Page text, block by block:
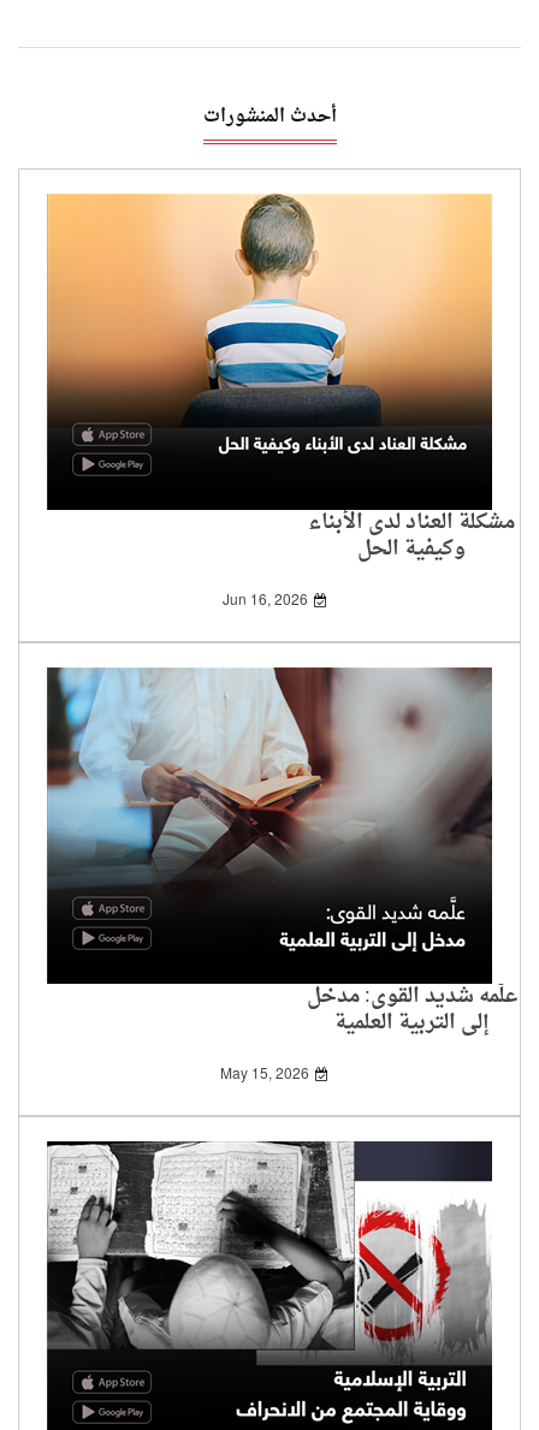
أحدث المنشورات
مشكلة العناد لدى الأبناء
وكيفية الحل
Jun 16, 2026
علَّمه شديد القوى: مدخل
إلى التربية العلمية
May 15, 2026